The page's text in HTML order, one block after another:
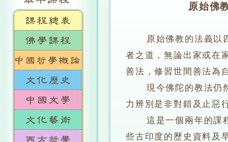
原始佛
原始佛教的法義以四
者之道，無論出家或在
善法，修習世間善法為
現今佛陀的教法仍然
力辨別是非對錯及止惡
這是一個兩年的課程
些古印度的歷史資料及